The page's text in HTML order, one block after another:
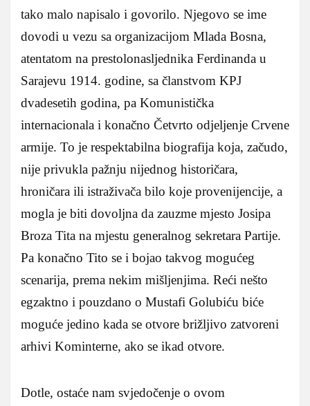
tako malo napisalo i govorilo. Njegovo se ime
dovodi u vezu sa organizacijom Mlada Bosna,
atentatom na prestolonasljednika Ferdinanda u
Sarajevu 1914. godine, sa članstvom KPJ
dvadesetih godina, pa Komunistička
internacionala i konačno Četvrto odjeljenje Crvene
armije. To je respektabilna biografija koja, začudo,
nije privukla pažnju nijednog historičara,
hroničara ili istraživača bilo koje provenijencije, a
mogla je biti dovoljna da zauzme mjesto Josipa
Broza Tita na mjestu generalnog sekretara Partije.
Pa konačno Tito se i bojao takvog mogućeg
scenarija, prema nekim mišljenjima. Reći nešto
egzaktno i pouzdano o Mustafi Golubiću biće
moguće jedino kada se otvore brižljivo zatvoreni
arhivi Kominterne, ako se ikad otvore.
Dotle, ostaće nam svjedočenje o ovom